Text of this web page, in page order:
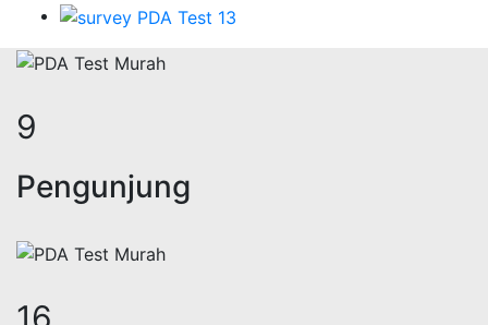
11
Pengunjung